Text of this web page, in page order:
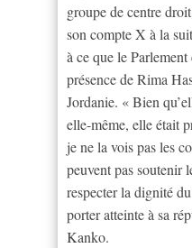
groupe de centre
son compte X à la
à ce que le
présence de Rima
Jordanie. « Bien
elle-même, elle était
je ne la vois pas les
peuvent pas soutenir
respecter la dignité
porter atteinte à sa
Kanko.